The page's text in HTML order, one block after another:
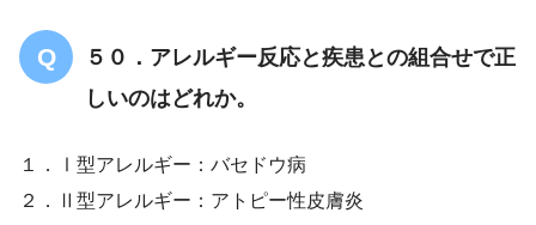
５０．アレルギー反応と疾患との組合せで正
しいのはどれか。
１．Ⅰ型アレルギー：バセドウ病
２．Ⅱ型アレルギー：アトピー性皮膚炎